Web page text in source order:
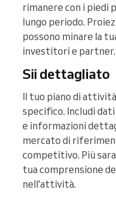
rimanere con i piedi
lungo periodo.
possono minare la
investitori e partner.
Sii dettagliato
Il tuo piano di
specifico. Includi
e informazioni
mercato di
competitivo. Più
tua comprensione
nell'attività.